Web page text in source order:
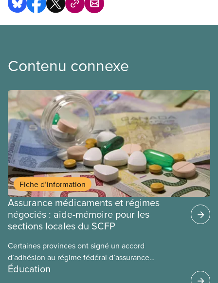
Contenu connexe
Fiche d’information
Assurance médicaments et régimes
négociés : aide-mémoire pour les
sections locales du SCFP
Certaines provinces ont signé un accord
d’adhésion au régime fédéral d’assurance
médicaments. Les sections locales du SCFP dans
Éducation